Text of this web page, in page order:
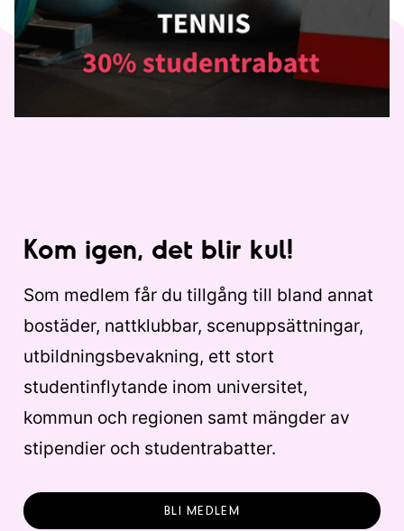
Kom igen, det blir kul!
Som medlem får du tillgång till bland annat
bostäder, nattklubbar, scenuppsättningar,
utbildningsbevakning, ett stort
studentinflytande inom universitet,
kommun och regionen samt mängder av
stipendier och studentrabatter.
BLI MEDLEM